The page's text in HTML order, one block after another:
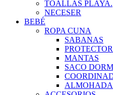
TOALLAS PLAYA.
NECESER
BEBÉ
ROPA CUNA
SABANAS
MANTAS
SACO